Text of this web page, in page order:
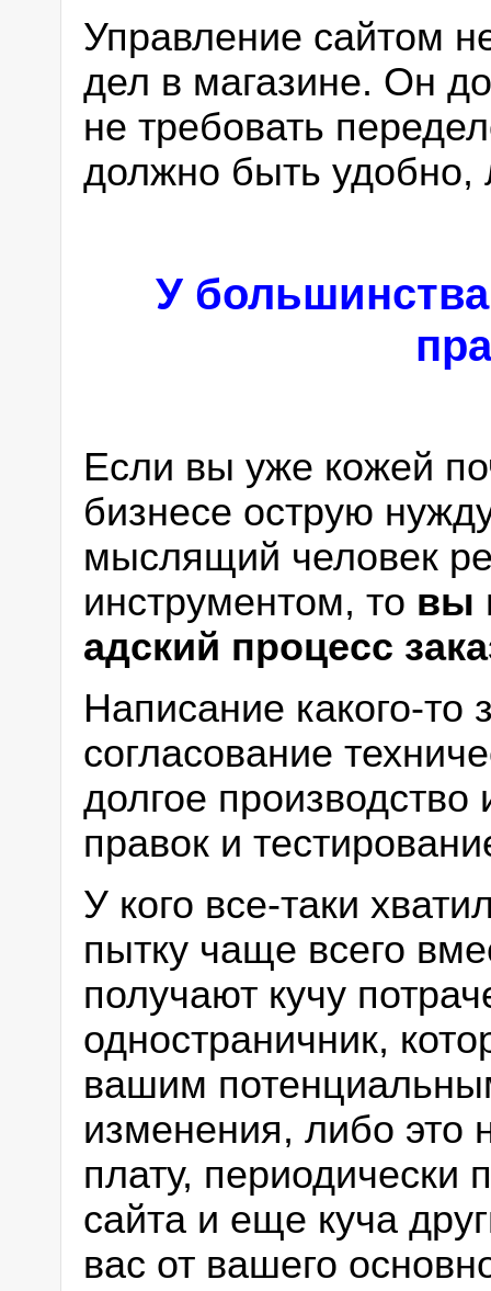
Управление сайтом
дел в магазине. Он
не требовать
должно быть удобно,
У
Если вы уже кожей
бизнесе острую
мыслящий человек
инструментом, то вы
адский процесс
Написание какого-
согласование
долгое
правок и
У кого все-таки
пытку чаще всего
получают кучу
одностраничник,
вашим
изменения, либо это
плату,
сайта и еще куча
вас от вашего